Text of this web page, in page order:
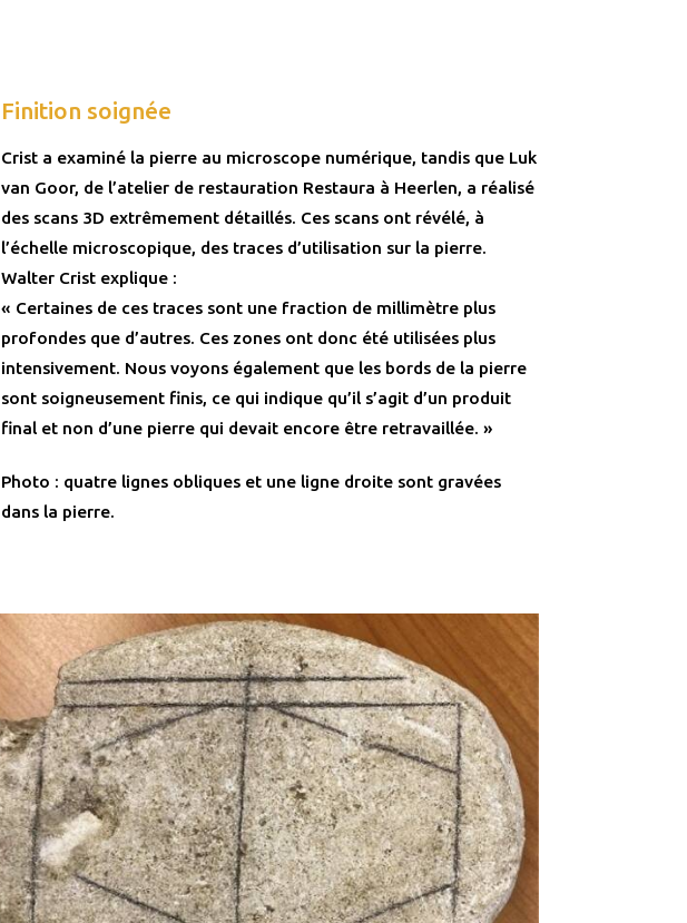
Finition soignée
Crist a examiné la pierre au microscope numérique, tandis que Luk
van Goor, de l’atelier de restauration Restaura à Heerlen, a réalisé
des scans 3D extrêmement détaillés. Ces scans ont révélé, à
l’échelle microscopique, des traces d’utilisation sur la pierre.
Walter Crist explique :
« Certaines de ces traces sont une fraction de millimètre plus
profondes que d’autres. Ces zones ont donc été utilisées plus
intensivement. Nous voyons également que les bords de la pierre
sont soigneusement finis, ce qui indique qu’il s’agit d’un produit
final et non d’une pierre qui devait encore être retravaillée. »
Photo : quatre lignes obliques et une ligne droite sont gravées
dans la pierre.